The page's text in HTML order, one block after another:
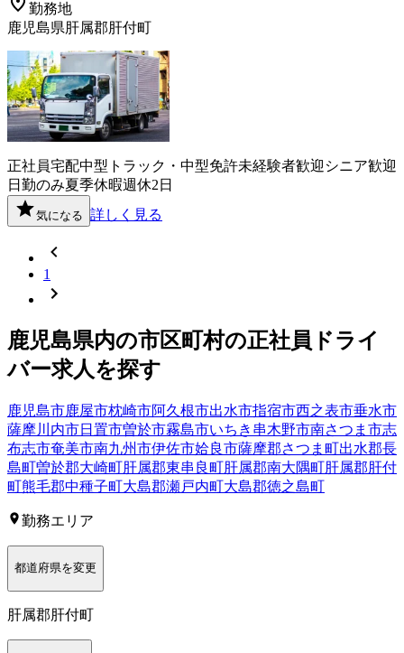
勤務地
鹿児島県肝属郡肝付町
正社員宅配中型トラック・中型免許未経験者歓迎 シニア歓迎
日勤のみ夏季休暇週休2日
気になる 詳しく見る
1
鹿児島県内の市区町村の正社員 ドライ
バー求人を探す
鹿児島市鹿屋市枕崎市阿久根市出水市指宿市西之表市垂水市
薩摩川内市日置市曽於市霧島市いちき串木野市南さつま市志
布志市奄美市南九州市伊佐市姶良市薩摩郡さつま町出水郡長
島町曽於郡大崎町肝属郡東串良町肝属郡南大隅町肝属郡肝付
町熊毛郡中種子町大島郡瀬戸内町大島郡徳之島町
勤務エリア
都道府県を変更
肝属郡肝付町